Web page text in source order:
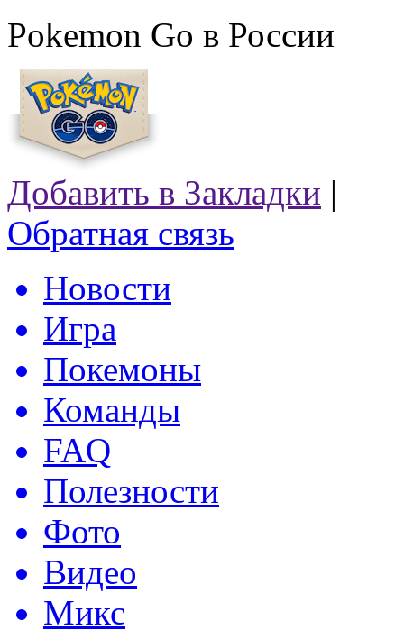
Pokemon Go в России
Добавить в Закладки |
Обратная связь
Новости
Игра
Покемоны
Команды
FAQ
Полезности
Фото
Видео
Микс